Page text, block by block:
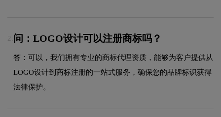
2. 问：LOGO设计可以注册商标吗？
答：可以，我们拥有专业的商标代理资质，能够为客户提供从
LOGO设计到商标注册的一站式服务，确保您的品牌标识获得
法律保护。